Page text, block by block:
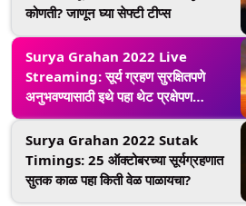
कोणती? जाणून घ्या सेफ्टी टीप्स
Surya Grahan 2022 Live
Streaming: सूर्य ग्रहण सुरक्षितपणे
अनुभवण्यासाठी इथे पहा थेट प्रक्षेपण
(Watch Video)
Surya Grahan 2022 Sutak
Timings: 25 ऑक्टोबरच्या सूर्यग्रहणात
सुतक काळ पहा किती वेळ पाळायचा?